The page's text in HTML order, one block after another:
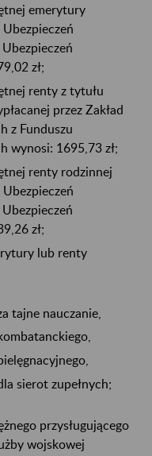
emerytury
Ubezpieczeń
zł;
renty z tytułu
przez Zakład
z Funduszu
wynosi: 1695,73 zł;
renty rodzinnej
Ubezpieczeń
zł;
lub renty
tajne nauczanie,
sierot zupełnych;
przysługującego
wojskowej